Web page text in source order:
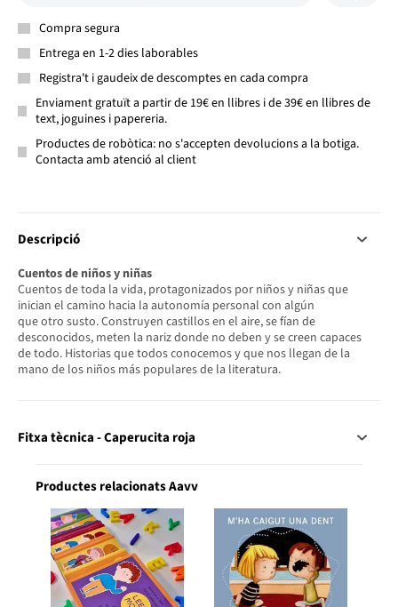
Compra segura
Entrega en 1-2 dies laborables
Registra't i gaudeix de descomptes en cada compra
Enviament gratuït a partir de 19€ en llibres i de 39€ en llibres de
text, joguines i papereria.
Productes de robòtica: no s'accepten devolucions a la botiga.
Contacta amb atenció al client
Descripció
Cuentos de niños y niñas
Cuentos de toda la vida, protagonizados por niños y niñas que
inician el camino hacia la autonomía personal con algún
que otro susto. Construyen castillos en el aire, se fían de
desconocidos, meten la nariz donde no deben y se creen capaces
de todo. Historias que todos conocemos y que nos llegan de la
mano de los niños más populares de la literatura.
Fitxa tècnica - Caperucita roja
Productes relacionats Aavv